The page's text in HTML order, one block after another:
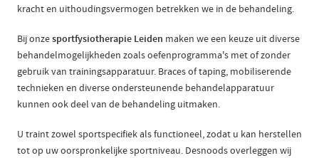
kracht en uithoudingsvermogen betrekken we in de behandeling.
Bij onzesportfysiotherapie Leiden maken we een keuze uit diverse
behandelmogelijkheden zoals oefenprogramma's met of zonder
gebruik van trainingsapparatuur. Braces of taping, mobiliserende
technieken en diverse ondersteunende behandelapparatuur
kunnen ook deel van de behandeling uitmaken.
U traint zowel sportspecifiek als functioneel, zodat u kan herstellen
tot op uw oorspronkelijke sportniveau. Desnoods overleggen wij